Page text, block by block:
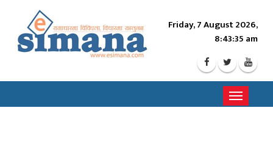
Friday, 7 August 2026,
8:43:37 am
Toggle